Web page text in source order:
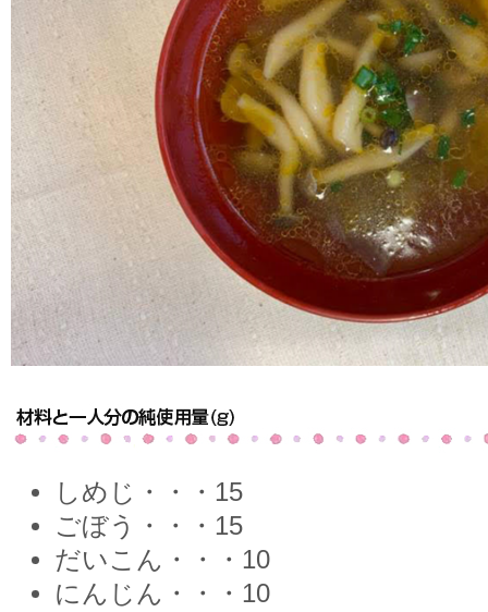
しめじ・・・15
ごぼう・・・15
だいこん・・・10
にんじん・・・10